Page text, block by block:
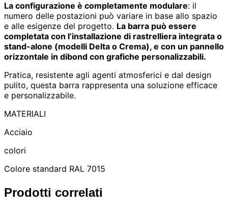
La configurazione è completamente modulare: il
numero delle postazioni può variare in base allo spazio
e alle esigenze del progetto. La barra può essere
completata con l’installazione di rastrelliera integrata o
stand-alone (modelli Delta o Crema), e con un pannello
orizzontale in dibond con grafiche personalizzabili.
Pratica, resistente agli agenti atmosferici e dal design
pulito, questa barra rappresenta una soluzione efficace
e personalizzabile.
MATERIALI
Acciaio
colori
Colore standard RAL 7015
Prodotti correlati